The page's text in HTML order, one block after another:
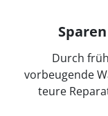
Durch
vorbeugende
teure